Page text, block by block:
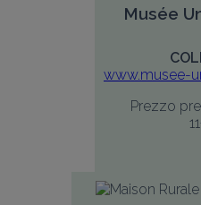
Musée
www.musee-
Prezzo